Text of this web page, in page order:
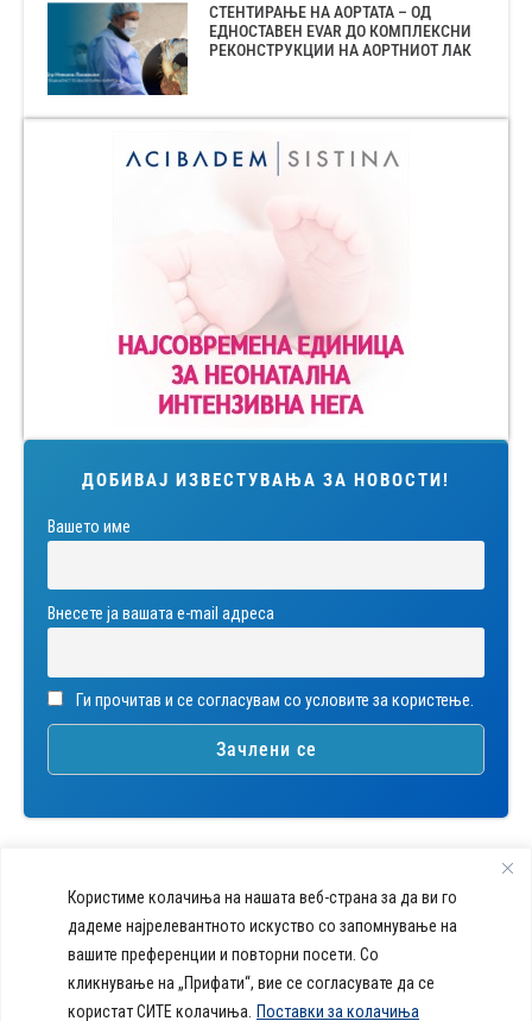
Користиме колачиња на нашата веб-страна за да ви го
дадеме најрелевантното искуство со запомнување на
вашите преференции и повторни посети. Со
кликнување на „Прифати“, вие се согласувате да се
користат СИТЕ колачиња. Поставки за колачиња
СТЕНТИРАЊЕ НА АОРТАТА – ОД
ЕДНОСТАВЕН EVAR ДО КОМПЛЕКСНИ
РЕКОНСТРУКЦИИ НА АОРТНИОТ ЛАК
ДОБИВАЈ ИЗВЕСТУВАЊА ЗА НОВОСТИ!
Вашето име
Внесете ја вашата е-mail адреса
Ги прочитав и се согласувам со условите за користење.
callcenter@acibademsistina.mk
+ 389 2 30 99 500